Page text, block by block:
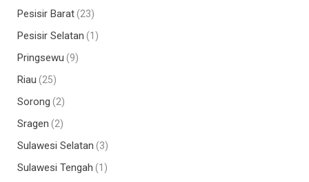
Pesisir Barat(23)
Pesisir Selatan (1)
Pringsewu (9)
Riau (25)
Sorong (2)
Sragen (2)
Sulawesi Selatan (3)
Sulawesi Tengah (1)